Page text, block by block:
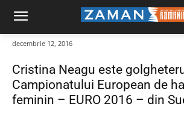
decembrie 12, 2016
Cristina Neagu este
Campionatului European de
feminin – EURO 2016 – din